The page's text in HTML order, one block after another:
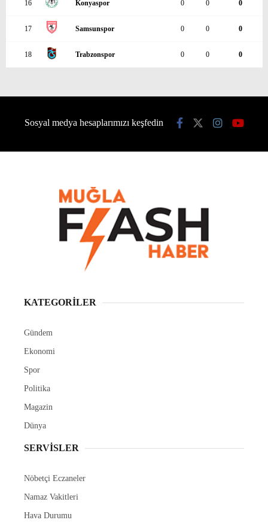
16 Konyaspor 0 0 0
17 Samsunspor 0 0 0
18 Trabzonspor 0 0 0
Sosyal medya hesaplarımızı keşfedin
KATEGORİLER
Gündem
Ekonomi
Spor
Politika
Magazin
Dünya
SERVİSLER
Nöbetçi Eczaneler
Namaz Vakitleri
Hava Durumu